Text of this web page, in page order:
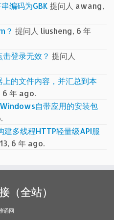
编码为GBK 提问人 awang,
？ 提问人 liusheng, 6 年
登录无效？ 提问人
的文件内容，并汇总到本
年 ago.
自带应用的安装包
多线程HTTP轻量级API服
6 年 ago.
（全站）
诵网